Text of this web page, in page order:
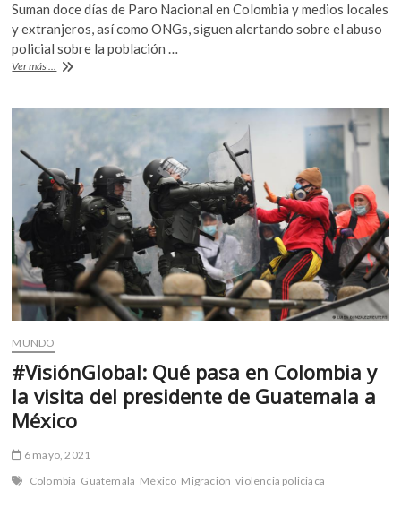
e
b
o
o
itt
er
at
s
p
p
Suman doce días de Paro Nacional en Colombia y medios locales
y extranjeros, así como ONGs, siguen alertando sobre el abuso
policial sobre la población …
Ver más ... #ParoNacional
violencia
MUNDO
#VisiónGlobal: Qué pasa en Colombia y
la visita del presidente de Guatemala a
México
6 mayo, 2021
Colombia Guatemala México Migración violencia policiaca